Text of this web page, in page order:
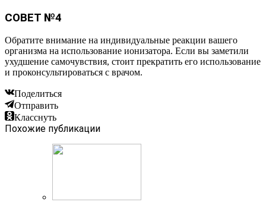
СОВЕТ №4
Обратите внимание на индивидуальные реакции вашего
организма на использование ионизатора. Если вы заметили
ухудшение самочувствия, стоит прекратить его использование
и проконсультироваться с врачом.
Поделиться
Отправить
Класснуть
Похожие публикации